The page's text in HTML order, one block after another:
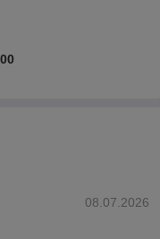
08.07.2026